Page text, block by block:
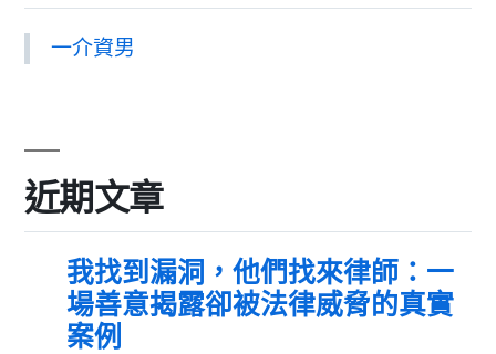
一介資男
近期文章
我找到漏洞，他們找來律師：一
場善意揭露卻被法律威脅的真實
案例